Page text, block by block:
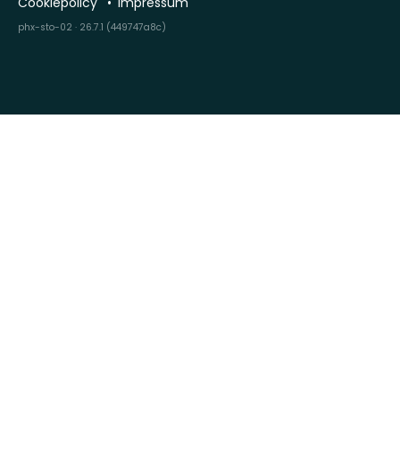
phx-sto-02 · 26.7.1 (449747a8c)